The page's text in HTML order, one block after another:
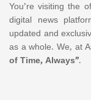
You’re visiting the
digital news
updated and
as a whole. We, at
of Time, Always”.